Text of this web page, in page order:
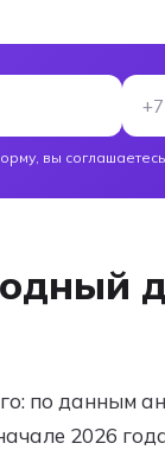
вы
по данным
2026